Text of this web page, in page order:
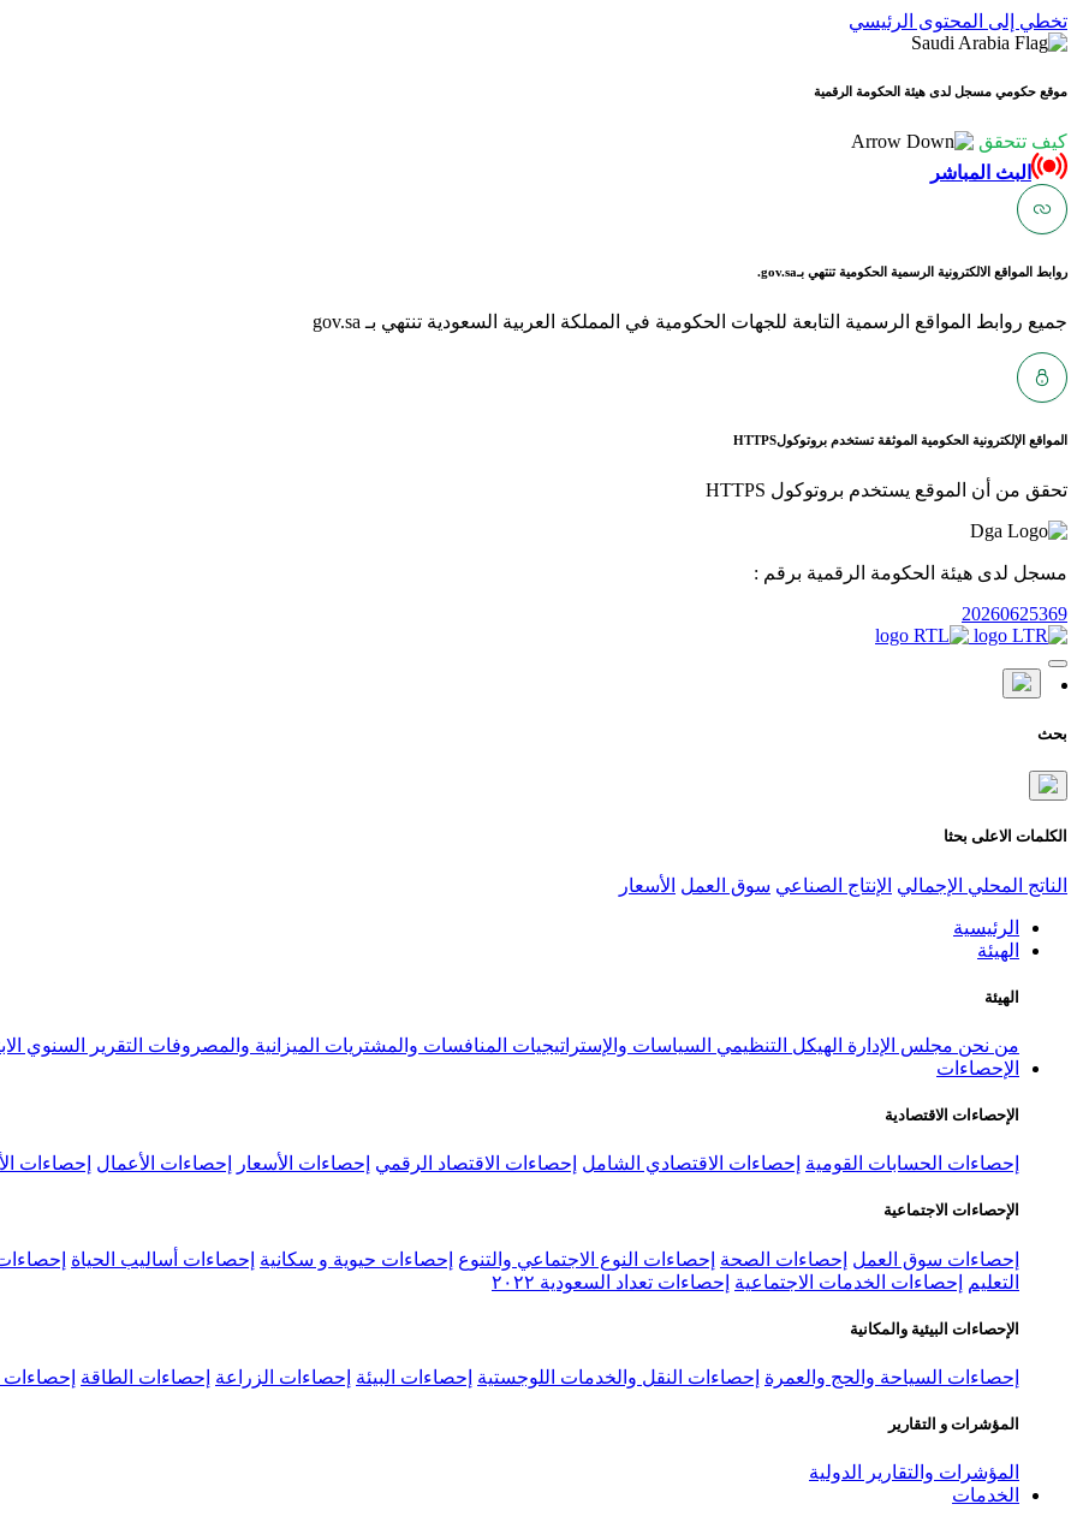
تخطي إلى المحتوى الرئيسي
موقع حكومي مسجل لدى هيئة الحكومة الرقمية
كيف تتحقق
البث المباشر
روابط المواقع الالكترونية الرسمية الحكومية تنتهي بـgov.sa.
جميع روابط المواقع الرسمية التابعة للجهات الحكومية في المملكة العربية السعودية تنتهي بـ gov.sa
المواقع الإلكترونية الحكومية الموثقة تستخدم بروتوكولHTTPS
تحقق من أن الموقع يستخدم بروتوكول HTTPS
مسجل لدى هيئة الحكومة الرقمية برقم :
20260625369
بحث
الكلمات الاعلى بحثا
الناتج المحلي الإجمالي الإنتاج الصناعي سوق العمل الأسعار
الرئيسية
الهيئة
الهيئة
من نحن مجلس الإدارة الهيكل التنظيمي السياسات والإستراتيجيات المنافسات والمشتريات الميزانية والمصروفات التقرير السنوي
الإحصاءات
الإحصاءات الاقتصادية
إحصاءات الحسابات القومية إحصاءات الاقتصادي الشامل إحصاءات الاقتصاد الرقمي إحصاءات الأسعار إحصاءات الأعمال إحصاءات
الإحصاءات الاجتماعية
إحصاءات سوق العمل إحصاءات الصحة إحصاءات النوع الاجتماعي والتنوع إحصاءات حيوية و سكانية إحصاءات أساليب الحياة
التعليم
إحصاءات الخدمات الاجتماعية إحصاءات تعداد السعودية ٢٠٢٢
الإحصاءات البيئية والمكانية
إحصاءات السياحة والحج والعمرة إحصاءات النقل والخدمات اللوجستية إحصاءات البيئة إحصاءات الزراعة إحصاءات الطاقة إحصاءات
المؤشرات و التقارير
المؤشرات والتقارير الدولية
الخدمات